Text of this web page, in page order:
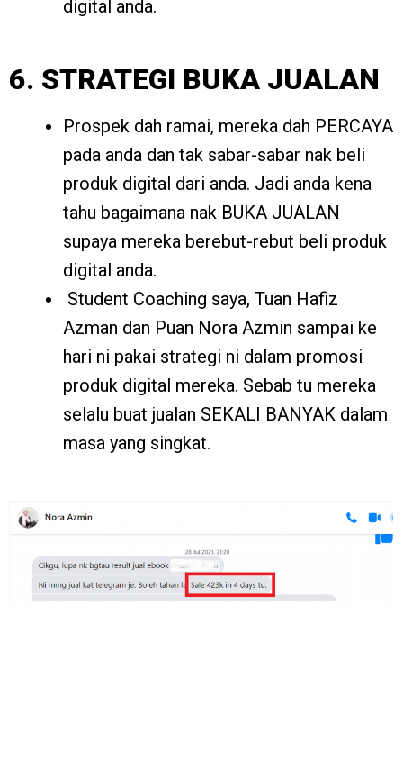
digital anda.
6. STRATEGI BUKA JUALAN
Prospek dah ramai, mereka dah PERCAYA
pada anda dan tak sabar-sabar nak beli
produk digital dari anda. Jadi anda kena
tahu bagaimana nak BUKA JUALAN
supaya mereka berebut-rebut beli produk
digital anda.
Student Coaching saya, Tuan Hafiz
Azman dan Puan Nora Azmin sampai ke
hari ni pakai strategi ni dalam promosi
produk digital mereka. Sebab tu mereka
selalu buat jualan SEKALI BANYAK dalam
masa yang singkat.